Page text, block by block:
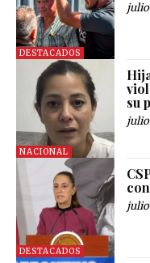
DESTACADOS
NACIONAL
su
julio
DESTACADOS
julio